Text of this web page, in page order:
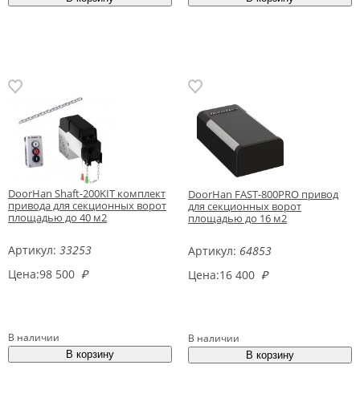
DoorHan Shaft-200KIT комплект
привода для секционных ворот
площадью до 40 м2
Артикул: 33253
Цена:98 500 ₽
В наличии
DoorHan FAST-800PRO привод
для секционных ворот
площадью до 16 м2
Артикул: 64853
Цена:16 400 ₽
В наличии